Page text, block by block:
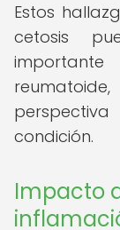
Estos
cetosis
condición.
Impacto